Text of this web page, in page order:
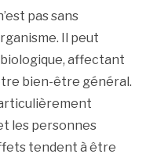
pas sans
Il peut
affectant
bien-être général.
les personnes
tendent à être